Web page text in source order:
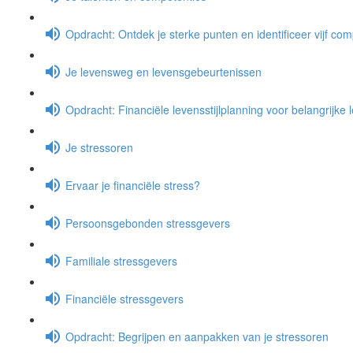
Opdracht: Ontdek je sterke punten en identificeer vijf
Je levensweg en levensgebeurtenissen
Opdracht: Financiële levensstijlplanning voor belangrijke
Je stressoren
Ervaar je financiële stress?
Persoonsgebonden stressgevers
Familiale stressgevers
Financiële stressgevers
Opdracht: Begrijpen en aanpakken van je stressoren